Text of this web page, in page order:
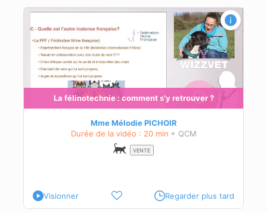
La félinotechnie : comment s'y retrouver ?
Mme Mélodie PICHOIR
Durée de la vidéo : 20 min + QCM
VENTE
Visionner Regarder plus tard